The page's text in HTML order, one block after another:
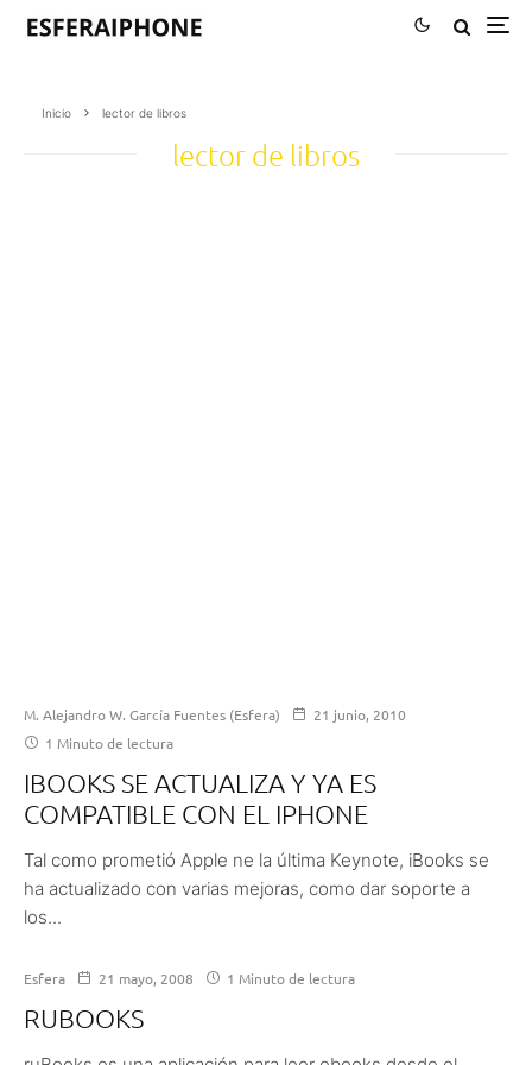
Inicio lector de libros
lector de libros
M. Alejandro W. García Fuentes (Esfera)
21 junio, 2010
1 Minuto de lectura
IBOOKS SE ACTUALIZA Y YA ES
COMPATIBLE CON EL IPHONE
Tal como prometió Apple ne la última Keynote, iBooks se
ha actualizado con varias mejoras, como dar soporte a
los...
Esfera 21 mayo, 2008 1 Minuto de lectura
RUBOOKS